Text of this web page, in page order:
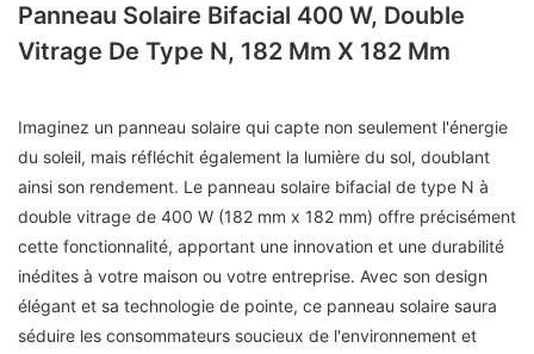
Panneau Solaire Bifacial 400 W, Double
Vitrage De Type N, 182 Mm X 182 Mm
Imaginez un panneau solaire qui capte non seulement l'énergie
du soleil, mais réfléchit également la lumière du sol, doublant
ainsi son rendement. Le panneau solaire bifacial de type N à
double vitrage de 400 W (182 mm x 182 mm) offre précisément
cette fonctionnalité, apportant une innovation et une durabilité
inédites à votre maison ou votre entreprise. Avec son design
élégant et sa technologie de pointe, ce panneau solaire saura
séduire les consommateurs soucieux de l'environnement et